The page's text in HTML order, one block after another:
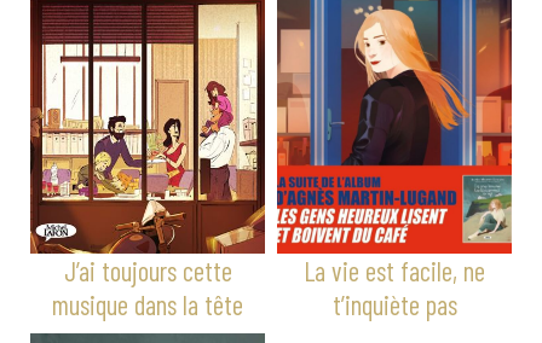
J’ai toujours cette
musique dans la tête
La vie est facile, ne
t’inquiète pas